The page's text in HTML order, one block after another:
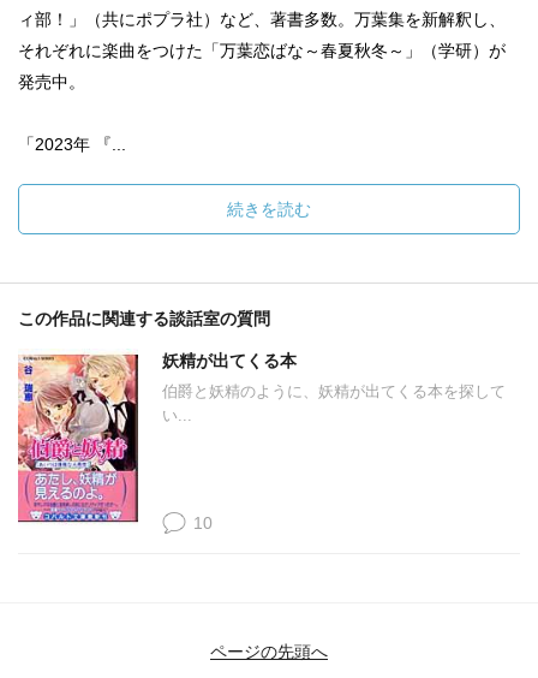
ィ部！」（共にポプラ社）など、著書多数。万葉集を新解釈し、
それぞれに楽曲をつけた「万葉恋ばな～春夏秋冬～」（学研）が
発売中。
「2023年 『...
続きを読む
この作品に関連する談話室の質問
妖精が出てくる本
伯爵と妖精のように、妖精が出てくる本を探して
い...
10
ページの先頭へ